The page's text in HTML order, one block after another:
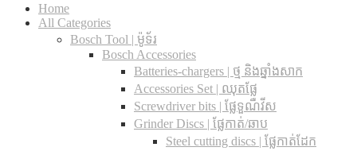
Home
All Categories
Bosch Tool | ម៉ូទ័រ
Bosch Accessories
Batteries-chargers | ថ្ម និងឆ្នាំងសាក
Accessories Set | ឈុតផ្លែ
Screwdriver bits | ផ្លែទួណឺវីស
Grinder Discs |​ ផ្លែកាត់/ឆាប
Steel cutting discs |​ ផ្លែកាត់ដែក